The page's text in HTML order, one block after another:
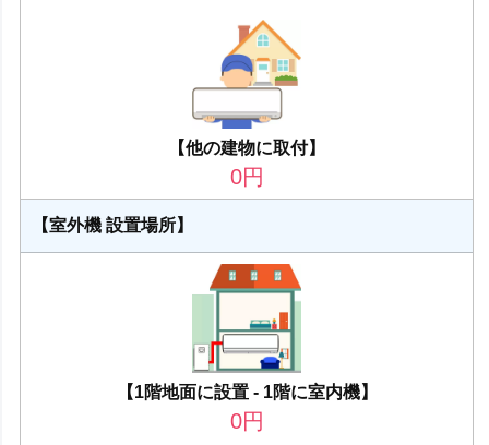
【他の建物に取付】
0円
【室外機 設置場所】
【1階地面に設置 - 1階に室内機】
0円